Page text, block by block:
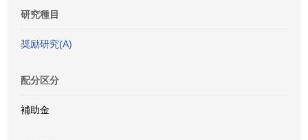
研究種目
奨励研究(A)
配分区分
補助金